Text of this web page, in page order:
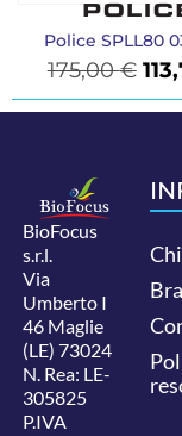
Police SPLL80
175,00€
BioFocus
s.r.l.
Via
Umberto I
46 Maglie
(LE) 73024
N. Rea: LE-
305825
P.IVA